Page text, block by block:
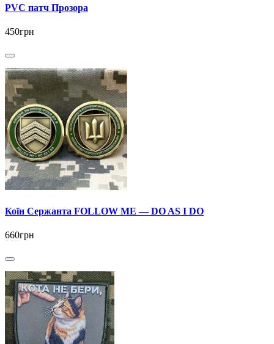
PVC патч Прозора
450грн
Коїн Сержанта FOLLOW ME — DO AS I DO
660грн